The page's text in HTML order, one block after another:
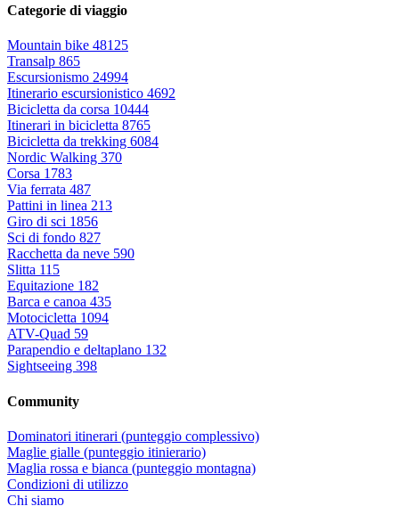
Categorie di viaggio
Mountain bike 48125
Transalp 865
Escursionismo 24994
Itinerario escursionistico 4692
Bicicletta da corsa 10444
Itinerari in bicicletta 8765
Bicicletta da trekking 6084
Nordic Walking 370
Corsa 1783
Via ferrata 487
Pattini in linea 213
Giro di sci 1856
Sci di fondo 827
Racchetta da neve 590
Slitta 115
Equitazione 182
Barca e canoa 435
Motocicletta 1094
ATV-Quad 59
Parapendio e deltaplano 132
Sightseeing 398
Community
Dominatori itinerari (punteggio complessivo)
Maglie gialle (punteggio itinierario)
Maglia rossa e bianca (punteggio montagna)
Condizioni di utilizzo
Chi siamo